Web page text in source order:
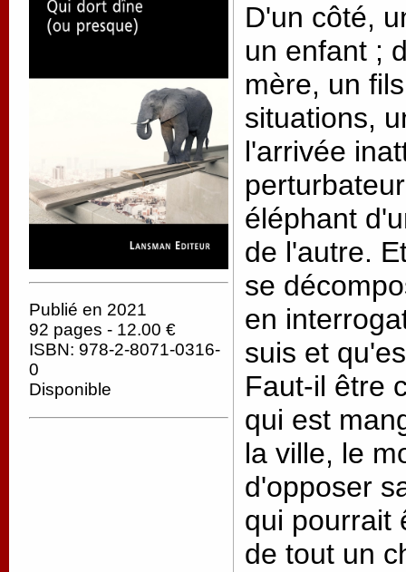
Publié en 2021
92 pages - 12.00 €
ISBN: 978-2-8071-0316-
0
Disponible
D'un côté,
un enfant ;
mère, un
situations,
l'arrivée
éléphant
de l'autre.
se
en
suis et
Faut-il être
qui est
la ville, le
d'opposer
qui pourrait
de tout un